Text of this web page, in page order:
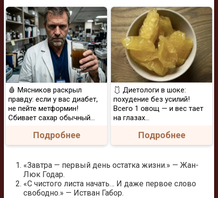
🩸 Мясников раскрыл
правду: если у вас диабет,
не пейте метформин!
Сбивает сахар обычный...
Подробнее
🩱 Диетологи в шоке:
похудение без усилий!
Всего 1 овощ — и вес тает
на глазах…
Подробнее
«Завтра — первый день остатка жизни.» — Жан-
Люк Годар.
«С чистого листа начать… И даже первое слово
свободно.» — Истван Габор.